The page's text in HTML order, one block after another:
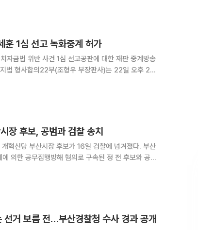
철원 전 서울시 정무
훈 1심 선고 녹화중계 허가
자금법 위반 사건 1심 선고공판에 대한 재판 중계방송
장 후보, 공범과 검찰 송치
신당 부산시장 후보가 16일 검찰에 넘겨졌다. 부산
의한 공무집행방해 혐의로 구속된 정 전 후보와 공범
까지 완주했느냐
선거 보름 전…부산경찰청 수사 경과 공개